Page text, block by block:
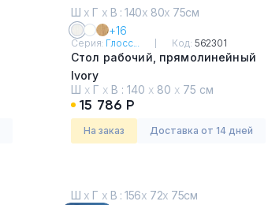
Ш х Г х В : 140х 80х 75см
+16
Серия: Глосс... Код: 562301
Стол рабочий, прямолинейный
Ivory
Ш х Г х В : 140 х 80 х 75 см
15 786 Р
На заказ Доставка от 14 дней
Ш х Г х В : 156х 72х 75см